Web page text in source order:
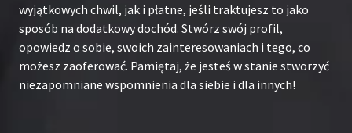
wyjątkowych chwil, jak i płatne, jeśli traktujesz to jako
sposób na dodatkowy dochód. Stwórz swój profil,
opowiedz o sobie, swoich zainteresowaniach i tego, co
możesz zaoferować. Pamiętaj, że jesteś w stanie stworzyć
niezapomniane wspomnienia dla siebie i dla innych!